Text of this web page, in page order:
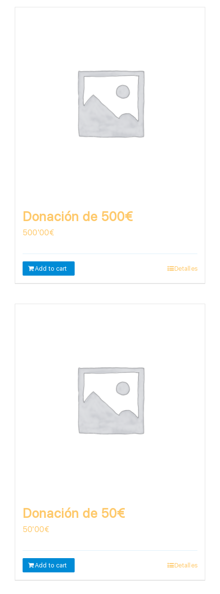
Donación de 500€
500'00€
Add to cart Detalles
Donación de 50€
50'00€
Add to cart Detalles